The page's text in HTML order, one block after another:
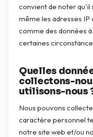
convient de noter qu'il
même les adresses
comme des données
certaines
Quelles
collectons-
utilisons-nous
Nous pouvons
caractère personnel
notre site web et/ou